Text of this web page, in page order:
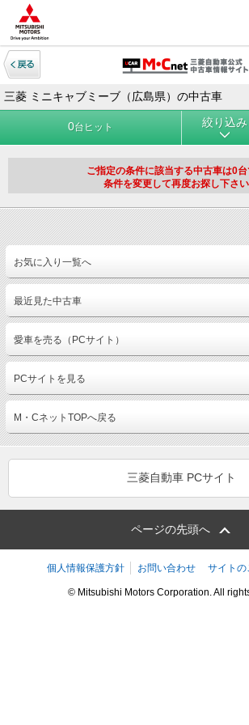
三菱 ミニキャブミーブ（広島県）の中古車
0台ヒット 絞り込み
ご指定の条件に該当する中古車は0台
条件を変更して再度お探し下さい
お気に入り一覧へ
最近見た中古車
愛車を売る（PCサイト）
PCサイトを見る
M・CネットTOPへ戻る
三菱自動車 PCサイト
ページの先頭へ
個人情報保護方針 お問い合わせ サイトの
© Mitsubishi Motors Corporation. All